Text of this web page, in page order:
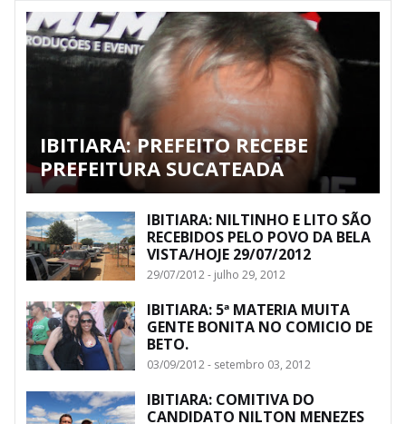
IBITIARA: PREFEITO RECEBE
PREFEITURA SUCATEADA
IBITIARA: NILTINHO E LITO SÃO
RECEBIDOS PELO POVO DA BELA
VISTA/HOJE 29/07/2012
29/07/2012 - julho 29, 2012
IBITIARA: 5ª MATERIA MUITA
GENTE BONITA NO COMICIO DE
BETO.
03/09/2012 - setembro 03, 2012
IBITIARA: COMITIVA DO
CANDIDATO NILTON MENEZES